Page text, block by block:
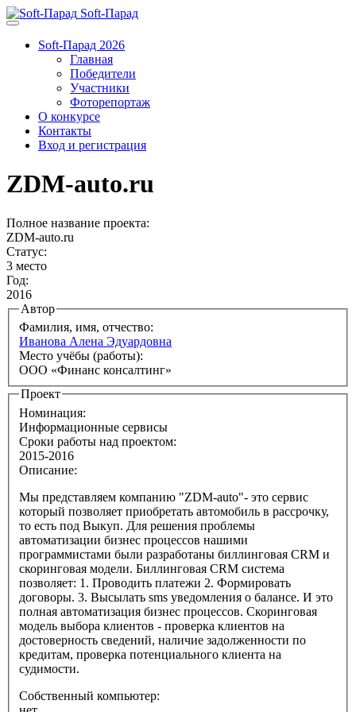
Soft-Парад
Soft-Парад 2026
Главная
Победители
Участники
Фоторепортаж
О конкурсе
Контакты
Вход и регистрация
ZDM-auto.ru
Полное название проекта:
ZDM-auto.ru
Статус:
3 место
Год:
2016
Автор
Фамилия, имя, отчество:
Иванова Алена Эдуардовна
Место учёбы (работы):
ООО «Финанс консалтинг»
Проект
Номинация:
Информационные сервисы
Сроки работы над проектом:
2015-2016
Описание:
Мы представляем компанию "ZDM-auto"- это сервис
который позволяет приобретать автомобиль в рассрочку,
то есть под Выкуп. Для решения проблемы
автоматизации бизнес процессов нашими
программистами были разработаны биллинговая CRM и
скоринговая модели. Биллинговая CRM система
позволяет: 1. Проводить платежи 2. Формировать
договоры. 3. Высылать sms уведомления о балансе. И это
полная автоматизация бизнес процессов. Скоринговая
модель выбора клиентов - проверка клиентов на
достоверность сведений, наличие задолженности по
кредитам, проверка потенциального клиента на
судимости.
Собственный компьютер: